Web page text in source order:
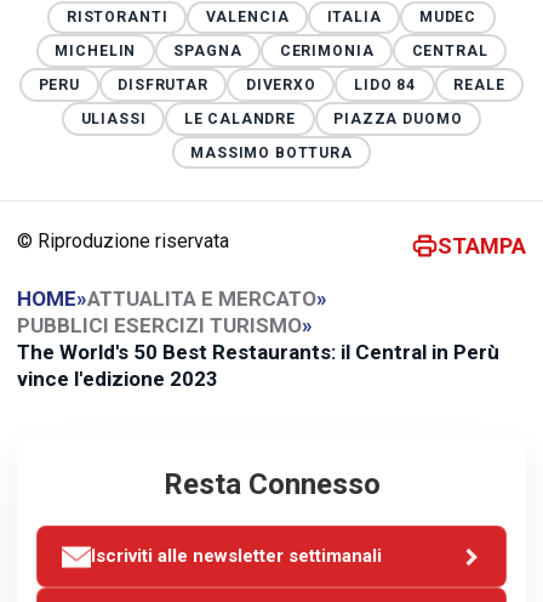
RISTORANTI VALENCIA ITALIA
MUDEC
MICHELIN
SPAGNA CERIMONIA
CENTRAL
PERU
DISFRUTAR DIVERXO LIDO 84
REALE
ULIASSI
LE CALANDRE
PIAZZA DUOMO
MASSIMO BOTTURA
© Riproduzione riservata STAMPA
HOME»ATTUALITA E MERCATO»
PUBBLICI ESERCIZI TURISMO»
The World's 50 Best Restaurants: il Central in Perù
vince l'edizione 2023
Resta Connesso
Iscriviti alle newsletter settimanali